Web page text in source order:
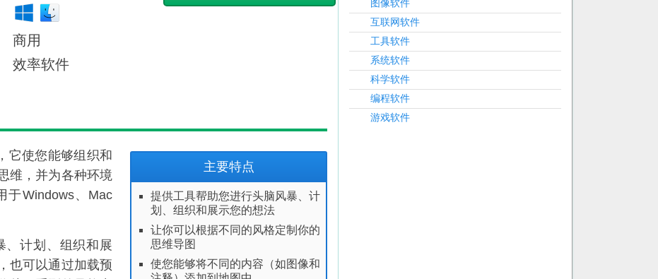
商用
效率软件
主要特点
提供工具帮助您进行头脑风暴、计
划、组织和展示您的想法
让你可以根据不同的风格定制你的
思维导图
使您能够将不同的内容（如图像和
它使您能够组织和
维，并为各种环境
于Windows、Mac
、计划、组织和展
也可以通过加载预
图像软件
互联网软件
工具软件
系统软件
科学软件
编程软件
游戏软件